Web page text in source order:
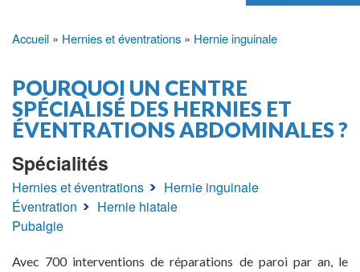
d'Ariane
Accueil Hernies et éventrations Hernie inguinale
POURQUOI UN CENTRE
SPÉCIALISÉ DES HERNIES ET
ÉVENTRATIONS ABDOMINALES ?
Spécialités
Hernies et éventrations
Hernie inguinale
Éventration
Hernie hiatale
Pubalgie
Avec 700 interventions de réparations de paroi par an, le